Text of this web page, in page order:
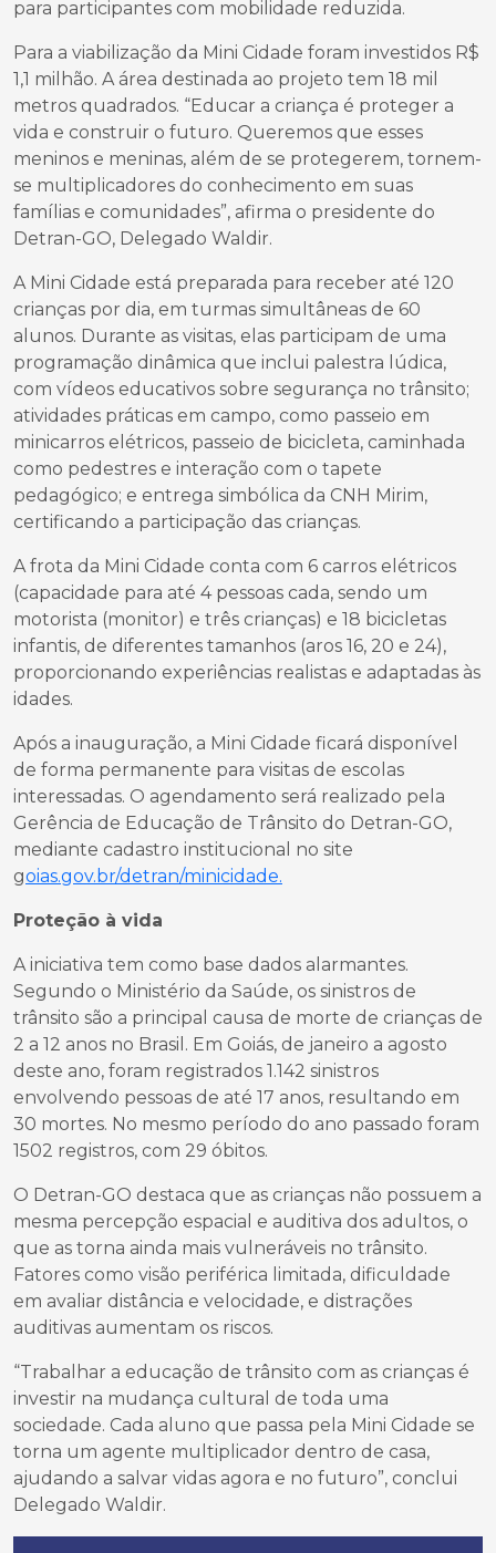
para participantes com mobilidade reduzida.
Para a viabilização da Mini Cidade foram investidos R$
1,1 milhão. A área destinada ao projeto tem 18 mil
metros quadrados. “Educar a criança é proteger a
vida e construir o futuro. Queremos que esses
meninos e meninas, além de se protegerem, tornem-
se multiplicadores do conhecimento em suas
famílias e comunidades”, afirma o presidente do
Detran-GO, Delegado Waldir.
A Mini Cidade está preparada para receber até 120
crianças por dia, em turmas simultâneas de 60
alunos. Durante as visitas, elas participam de uma
programação dinâmica que inclui palestra lúdica,
com vídeos educativos sobre segurança no trânsito;
atividades práticas em campo, como passeio em
minicarros elétricos, passeio de bicicleta, caminhada
como pedestres e interação com o tapete
pedagógico; e entrega simbólica da CNH Mirim,
certificando a participação das crianças.
A frota da Mini Cidade conta com 6 carros elétricos
(capacidade para até 4 pessoas cada, sendo um
motorista (monitor) e três crianças) e 18 bicicletas
infantis, de diferentes tamanhos (aros 16, 20 e 24),
proporcionando experiências realistas e adaptadas às
idades.
Após a inauguração, a Mini Cidade ficará disponível
de forma permanente para visitas de escolas
interessadas. O agendamento será realizado pela
Gerência de Educação de Trânsito do Detran-GO,
mediante cadastro institucional no site
goias.gov.br/detran/minicidade.
Proteção à vida
A iniciativa tem como base dados alarmantes.
Segundo o Ministério da Saúde, os sinistros de
trânsito são a principal causa de morte de crianças de
2 a 12 anos no Brasil. Em Goiás, de janeiro a agosto
deste ano, foram registrados 1.142 sinistros
envolvendo pessoas de até 17 anos, resultando em
30 mortes. No mesmo período do ano passado foram
1502 registros, com 29 óbitos.
O Detran-GO destaca que as crianças não possuem a
mesma percepção espacial e auditiva dos adultos, o
que as torna ainda mais vulneráveis no trânsito.
Fatores como visão periférica limitada, dificuldade
em avaliar distância e velocidade, e distrações
auditivas aumentam os riscos.
“Trabalhar a educação de trânsito com as crianças é
investir na mudança cultural de toda uma
sociedade. Cada aluno que passa pela Mini Cidade se
torna um agente multiplicador dentro de casa,
ajudando a salvar vidas agora e no futuro”, conclui
Delegado Waldir.